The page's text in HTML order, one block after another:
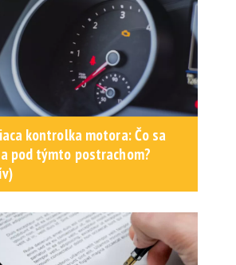
kontrolka motora: Čo sa
pod týmto postrachom?